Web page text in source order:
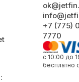
+7 (775)
7770
с 10:00 до
бесплатно